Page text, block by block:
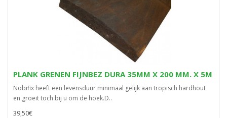
PLANK GRENEN FIJNBEZ DURA 35MM X 200 MM. X 5M
Nobifix heeft een levensduur minimaal gelijk aan tropisch hardhout
en groeit toch bij u om de hoek.D..
39,50€